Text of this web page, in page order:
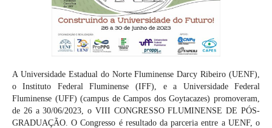
A Universidade Estadual do Norte Fluminense Darcy Ribeiro (UENF),
o Instituto Federal Fluminense (IFF), e a Universidade Federal
Fluminense (UFF) (campus de Campos dos Goytacazes) promoveram,
de 26 a 30/06/2023, o VIII CONGRESSO FLUMINENSE DE PÓS-
GRADUAÇÃO. O Congresso é resultado da parceria entre a UENF, o